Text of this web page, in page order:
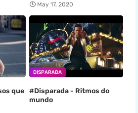
May 17, 2020
que
DISPARADA
#Disparada - Ritmos do
mundo